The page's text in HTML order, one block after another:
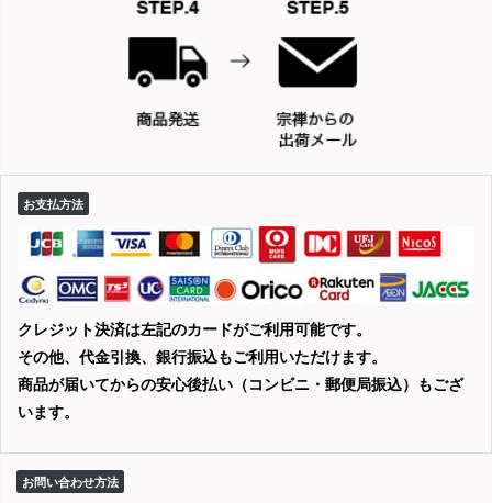
お支払方法
クレジット決済は左記のカードがご利用可能です。
その他、代金引換、銀行振込もご利用いただけます。
商品が届いてからの安心後払い（コンビニ・郵便局振込）もござ
います。
お問い合わせ方法